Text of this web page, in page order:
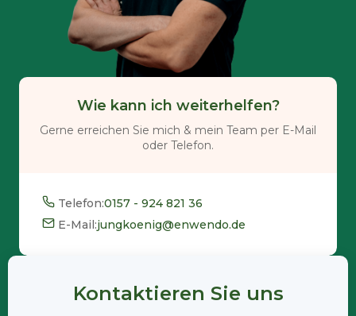
Wie kann ich weiterhelfen?
Gerne erreichen Sie mich & mein Team per E-Mail
oder Telefon.
Telefon:0157 - 924 821 36
E-Mail:jungkoenig@enwendo.de
Kontaktieren Sie uns